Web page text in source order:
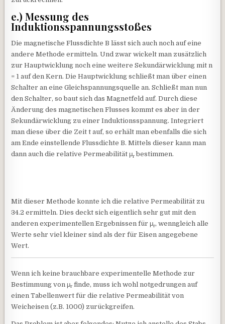
e.) Messung des
Induktionsspannungsstoßes
Die magnetische Flussdichte B lässt sich auch noch auf eine
andere Methode ermitteln. Und zwar wickelt man zusätzlich
zur Hauptwicklung noch eine weitere Sekundärwicklung mit n
= 1 auf den Kern. Die Hauptwicklung schließt man über einen
Schalter an eine Gleichspannungsquelle an. Schließt man nun
den Schalter, so baut sich das Magnetfeld auf. Durch diese
Änderung des magnetischen Flusses kommt es aber in der
Sekundärwicklung zu einer Induktionsspannung. Integriert
man diese über die Zeit t auf, so erhält man ebenfalls die sich
am Ende einstellende Flussdichte B. Mittels dieser kann man
dann auch die relative Permeabilität μrbestimmen.
Mit dieser Methode konnte ich die relative Permeabilität zu
34.2 ermitteln. Dies deckt sich eigentlich sehr gut mit den
anderen experimentellen Ergebnissen für μr, wenngleich alle
Werte sehr viel kleiner sind als der für Eisen angegebene
Wert.
Wenn ich keine brauchbare experimentelle Methode zur
Bestimmung von μr finde, muss ich wohl notgedrungen auf
einen Tabellenwert für die relative Permeabilität von
Weicheisen (z.B. 1000) zurückgreifen.